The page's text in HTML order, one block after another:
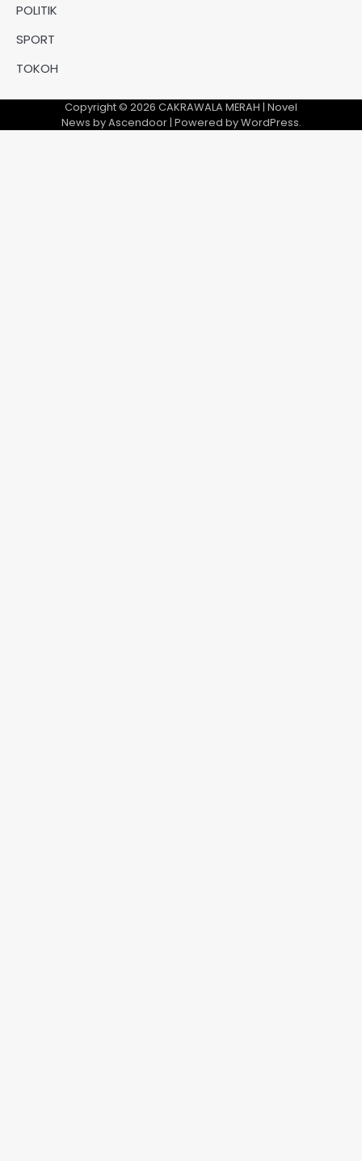
POLITIK
SPORT
TOKOH
Copyright © 2026 CAKRAWALA MERAH | Novel
News byAscendoor| Powered byWordPress.